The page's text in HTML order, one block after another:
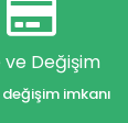
ve Değişim
imkanı